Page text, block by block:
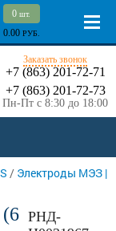
0 шт.
0.00 РУБ.
Заказать звонок
+7 (863) 201-72-71
+7 (863) 201-72-73
Пн-Пт с 8:30 до 18:00
/ Электроды МЭЗ |
РНД-